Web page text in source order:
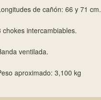
de cañón: 66 y 71 cm.
chokes intercambiables.
ventilada.
aproximado: 3,100 kg